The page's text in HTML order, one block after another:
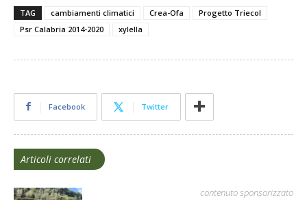
TAG cambiamenti climatici Crea-Ofa
Progetto Triecol
Psr Calabria 2014-2020
xylella
Facebook Twitter
Articoli correlati
contenuto sponsorizzato